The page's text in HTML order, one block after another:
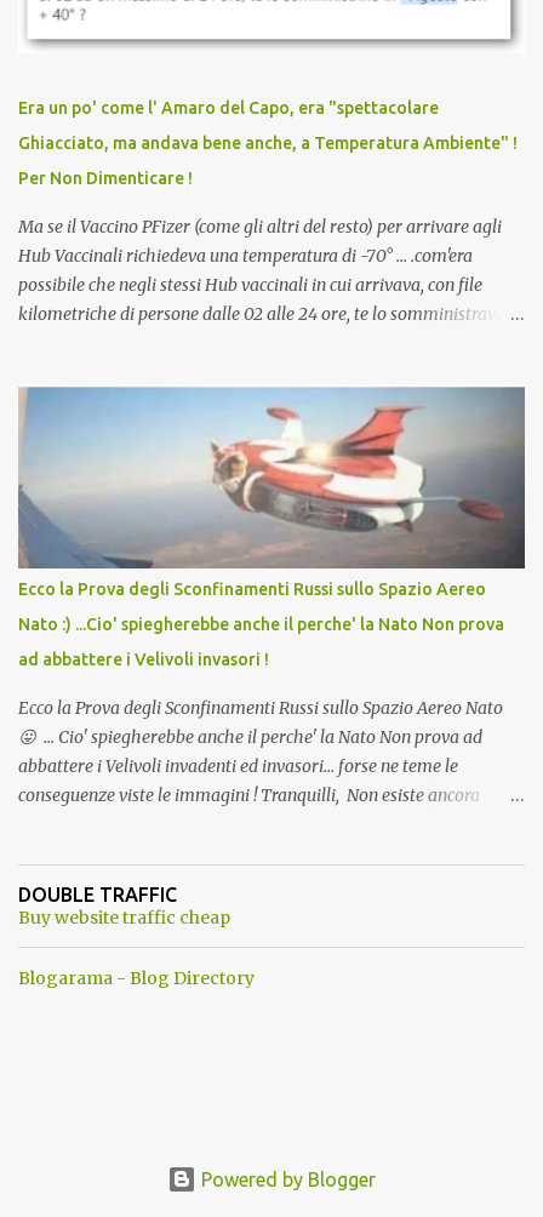
vaccinato, nessuno aveva prima cercato di farti sentire una
persona cattiva. Non avevamo mai visto un vaccino che minacci le
vaccino usato per minacciare i mezzi di sussistenza, il lavoro o la
scuola. Non avevamo mai visto un vaccino che permettesse a un
dodicenne di ignorare il consenso dei genitori. Dopo tutti i vaccini
che abbiamo elencato sopra...
Era un po' come l' Amaro del Capo, era "spettacolare
Ghiacciato, ma andava bene anche, a Temperatura Ambiente" !
Per Non Dimenticare !
Ma se il Vaccino PFizer (come gli altri del resto) per arrivare agli
Hub Vaccinali richiedeva una temperatura di -70° ... .com'era
possibile che negli stessi Hub vaccinali in cui arrivava, con file
kilometriche di persone dalle 02 alle 24 ore, te lo somministravano
Vaccino come: l' Amaro del Capo, era "spettacolare Ghiacciato, ma
andava bene anche, a Temperatura Ambiente"! Riproponiamo
l'articolo per NON Dimenticare!
Ecco la Prova degli Sconfinamenti Russi sullo Spazio Aereo
Nato :) ...Cio' spiegherebbe anche il perche' la Nato Non prova
ad abbattere i Velivoli invasori !
Ecco la Prova degli Sconfinamenti Russi sullo Spazio Aereo Nato
😛 ... Cio' spiegherebbe anche il perche' la Nato Non prova ad
abbattere i Velivoli invadenti ed invasori... forse ne teme le
conseguenze viste le immagini ! Tranquilli, Non esiste ancora
ancora una fantasia Nato o forse una "False Flag", per provocare
una guerra mondiale che difficilmente da menti sane, potrebbe
DOUBLE TRAFFIC
Buy website traffic cheap
Blogarama - Blog Directory
Powered by Blogger